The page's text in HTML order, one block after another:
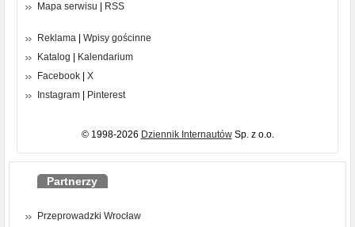
Mapa serwisu
RSS
Reklama
Wpisy gościnne
Katalog
Kalendarium
Facebook
X
Instagram
Pinterest
© 1998-2026 Dziennik InternautówSp. z o.o.
Partnerzy
Przeprowadzki Wrocław